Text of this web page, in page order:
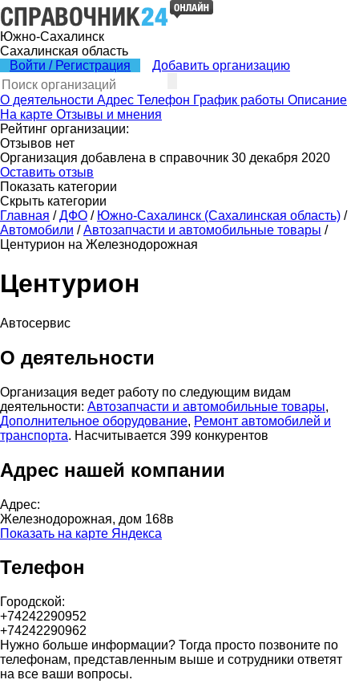
Южно-Сахалинск
Сахалинская область
Войти / Регистрация
Добавить организацию
О деятельности Адрес Телефон График работы Описание
На карте Отзывы и мнения
Рейтинг организации:
Отзывов нет
Организация добавлена в справочник 30 декабря 2020
Оставить отзыв
Показать категории
Скрыть категории
Главная / ДФО / Южно-Сахалинск (Сахалинская область) /
Автомобили / Автозапчасти и автомобильные товары /
Центурион на Железнодорожная
Центурион
Автосервис
О деятельности
Организация ведет работу по следующим видам
деятельности: Автозапчасти и автомобильные товары,
Дополнительное оборудование, Ремонт автомобилей и
транспорта. Насчитывается 399 конкурентов
Адрес нашей компании
Адрес:
Железнодорожная, дом 168в
Показать на карте Яндекса
Телефон
Городской:
+74242290952
+74242290962
Нужно больше информации? Тогда просто позвоните по
телефонам, представленным выше и сотрудники ответят
на все ваши вопросы.